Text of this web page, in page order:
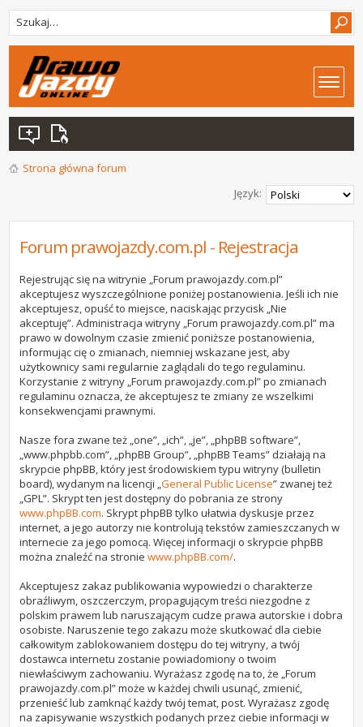
Strona główna forum
Język:
Forum prawojazdy.com.pl - Rejestracja
Rejestrując się na witrynie „Forum prawojazdy.com.pl”
akceptujesz wyszczególnione poniżej postanowienia. Jeśli ich nie
akceptujesz, opuść to miejsce, naciskając przycisk „Nie
akceptuję”. Administracja witryny „Forum prawojazdy.com.pl” ma
prawo w dowolnym czasie zmienić poniższe postanowienia,
informując cię o zmianach, niemniej wskazane jest, aby
użytkownicy sami regularnie zaglądali do tego regulaminu.
Korzystanie z witryny „Forum prawojazdy.com.pl” po zmianach
regulaminu oznacza, że akceptujesz te zmiany ze wszelkimi
konsekwencjami prawnymi.
Nasze fora zwane też „one”, „ich”, „je”, „phpBB software”,
„www.phpbb.com”, „phpBB Group”, „phpBB Teams” działają na
skrypcie phpBB, który jest środowiskiem typu witryny (bulletin
board), wydanym na licencji „General Public License” zwanej też
„GPL”. Skrypt ten jest dostępny do pobrania ze strony
www.phpBB.com. Skrypt phpBB tylko ułatwia dyskusje przez
internet, a jego autorzy nie kontrolują tekstów zamieszczanych w
internecie za jego pomocą. Więcej informacji o skrypcie phpBB
można znaleźć na stroniewww.phpBB.com/.
Akceptujesz zakaz publikowania wypowiedzi o charakterze
obraźliwym, oszczerczym, propagującym treści niezgodne z
polskim prawem lub naruszającym cudze prawa autorskie i dobra
osobiste. Naruszenie tego zakazu może skutkować dla ciebie
całkowitym zablokowaniem dostępu do tej witryny, a twój
dostawca internetu zostanie powiadomiony o twoim
niewłaściwym zachowaniu. Wyrażasz zgodę na to, że „Forum
prawojazdy.com.pl” może w każdej chwili usunąć, zmienić,
przenieść lub zamknąć każdy twój temat, post. Wyrażasz zgodę
na zapisywanie wszystkich podanych przez ciebie informacji w